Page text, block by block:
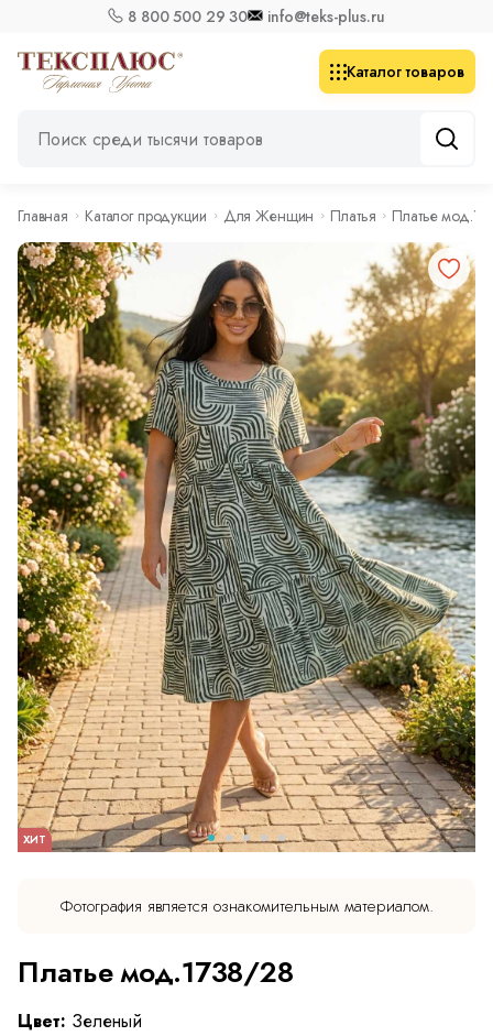
8 800 500 29 30 info@teks-plus.ru
Каталог товаров
Главная Каталог продукции Для Женщин Платья Платье
ХИТ
Фотография является ознакомительным материалом.
Платье мод.1738/28
Цвет: Зеленый